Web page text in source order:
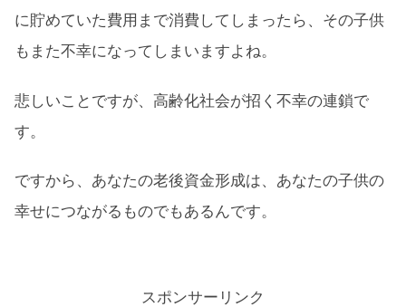
に貯めていた費用まで消費してしまったら、その子供
もまた不幸になってしまいますよね。
悲しいことですが、高齢化社会が招く不幸の連鎖で
す。
ですから、あなたの老後資金形成は、あなたの子供の
幸せにつながるものでもあるんです。
スポンサーリンク